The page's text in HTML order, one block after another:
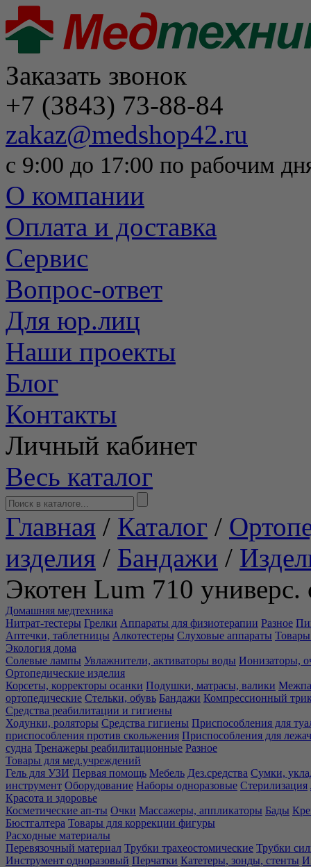
Заказать звонок
+7 (3843) 73-88-84
zakaz@medshop42.ru
с 9:00 до 17:00 по рабочим
О компании
Оплата и доставка
Сервис
Вопрос-ответ
Для юр.лиц
Наши проекты
Блог
Контакты
Личный кабинет
Весь каталог
Главная / Каталог /
изделия / Бандажи /
Экотен Lum 710 универс.
Домашняя медтехника
Нитрат-тестеры Грелки Аппараты для физиотерапии Разное
Аптечки, таблетницы Алкотестеры Слуховые аппараты Товары
Экология дома
Солевые лампы Увлажнители, активаторы воды Ионизаторы,
Ортопедические изделия
Корсеты, корректоры осанки Подушки, матрасы, валики
ортопедические Стельки, обувь Бандажи Компрессионный
Средства реабилитации и гигиены
Ходунки, роляторы Средства гигиены Приспособления для
приспособления против скольжения Приспособления для
судна Тренажеры реабилитационные Разное
Товары для мед.учреждений
Гель для УЗИ Первая помощь Мебель Дез.средства Сумки,
инструмент Оборудование Наборы одноразовые Стерилизация
Красота и здоровье
Косметические ап-ты Очки Массажеры, аппликаторы Бады
Бюстгалтера Товары для коррекции фигуры
Расходные материалы
Перевязочный материал Трубки трахеостомические Трубки
Инструмент одноразовый Перчатки Катетеры, зонды, стенты